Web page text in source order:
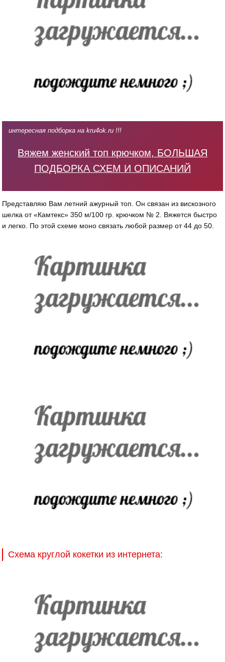
интересная подборка на kru4ok.ru !!!
Вяжем женский топ крючком, БОЛЬШАЯ
ПОДБОРКА СХЕМ И ОПИСАНИЙ
Представляю Вам летний ажурный топ. Он связан из вискозного
шелка от «Камтекс» 350 м/100 гр. крючком № 2. Вяжется быстро
и легко. По этой схеме моно связать любой размер от 44 до 50.
Схема круглой кокетки из интернета: